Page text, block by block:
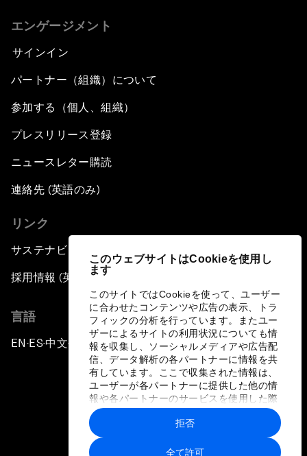
このウェブサイトはCookieを使用し
ます
このサイトではCookieを使って、ユーザー
に合わせたコンテンツや広告の表示、トラ
フィックの分析を行っています。またユー
ザーによるサイトの利用状況についても情
報を収集し、ソーシャルメディアや広告配
信、データ解析の各パートナーに情報を共
有しています。ここで収集された情報は、
ユーザーが各パートナーに提供した他の情
報や各パートナーのサービスを使用した際
に収集された情報と組み合わされ、各パー
トナーによって使用されることがありま
す。
全て許可
拒否
エンゲージメント
サインイン
パートナー（組織）について
参加する（個人、組織）
プレスリリース登録
ニュースレター購読
連絡先 (英語のみ)
リンク
サステナビリティへの取り組み
採用情報 (英語のみ)
言語
EN ▪ES▪中文▪ 日本語
プライバシーポリシーと利用規約